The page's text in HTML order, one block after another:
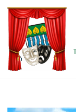
Zum
Inhalt
springen